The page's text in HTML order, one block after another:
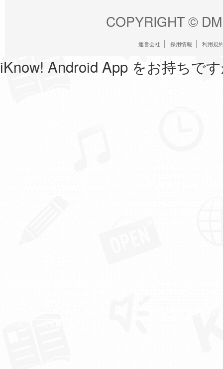
COPYRIGHT ©
運営会社 採用情報 利用規
iKnow! Android App をお持ちで